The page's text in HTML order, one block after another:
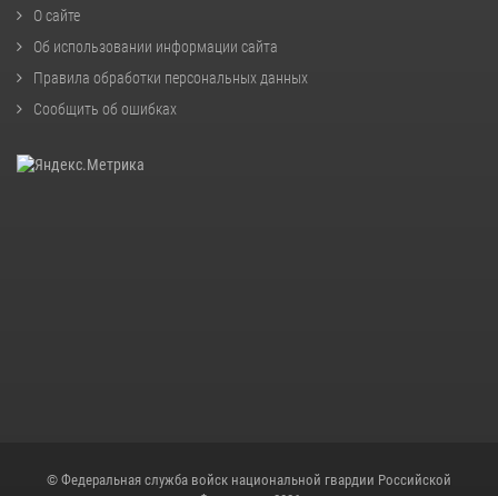
О сайте
Об использовании информации сайта
Правила обработки персональных данных
Сообщить об ошибках
© Федеральная служба войск национальной гвардии Российской